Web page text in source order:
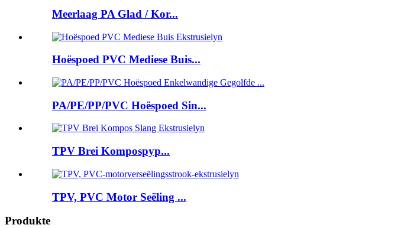
Meerlaag PA Glad / Kor...
Hoëspoed PVC Mediese Buis...
PA/PE/PP/PVC Hoëspoed Sin...
TPV Brei Kompospyp...
TPV, PVC Motor Seëling ...
Produkte